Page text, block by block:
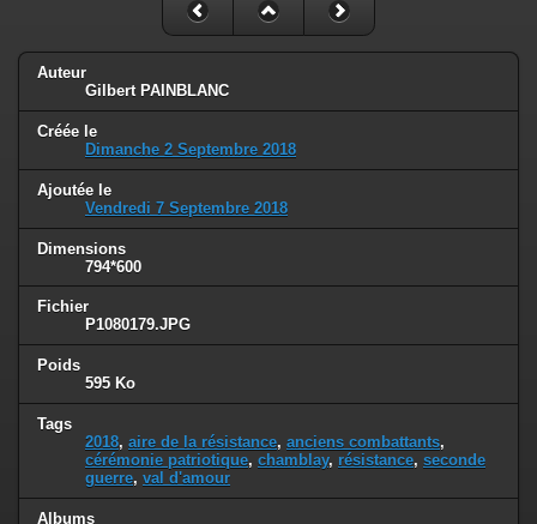
Auteur
Gilbert PAINBLANC
Créée le
Dimanche 2 Septembre 2018
Ajoutée le
Vendredi 7 Septembre 2018
Dimensions
794*600
Fichier
P1080179.JPG
Poids
595 Ko
Tags
2018, aire de la résistance, anciens combattants,
cérémonie patriotique, chamblay, résistance, seconde
guerre, val d'amour
Albums